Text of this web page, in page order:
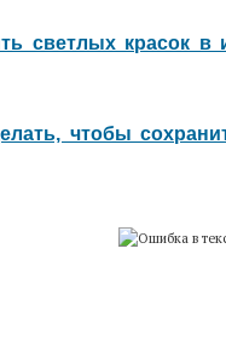
светлых красок в
чтобы